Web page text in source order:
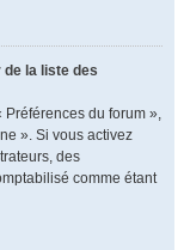
la liste des
Préférences du forum »,
». Si vous activez
des
comme étant